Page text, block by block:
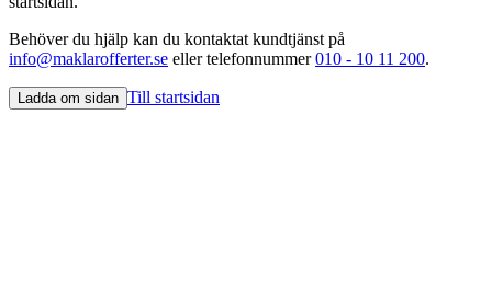
Behöver du hjälp kan du kontaktat kundtjänst på
info@maklarofferter.se eller telefonnummer010 - 10 11 200.
Ladda om sidan Till startsidan